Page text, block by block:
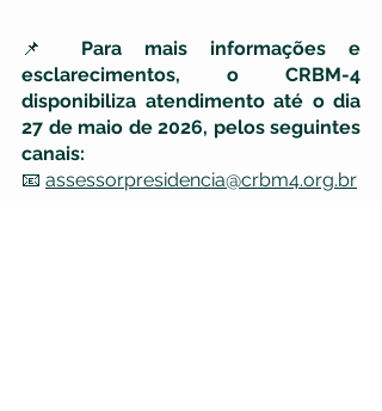
📌
Para mais informações e
esclarecimentos, o CRBM-4
disponibiliza atendimento até o dia
27 de maio de 2026, pelos seguintes
canais:
📧 assessorpresidencia@crbm4.org.br